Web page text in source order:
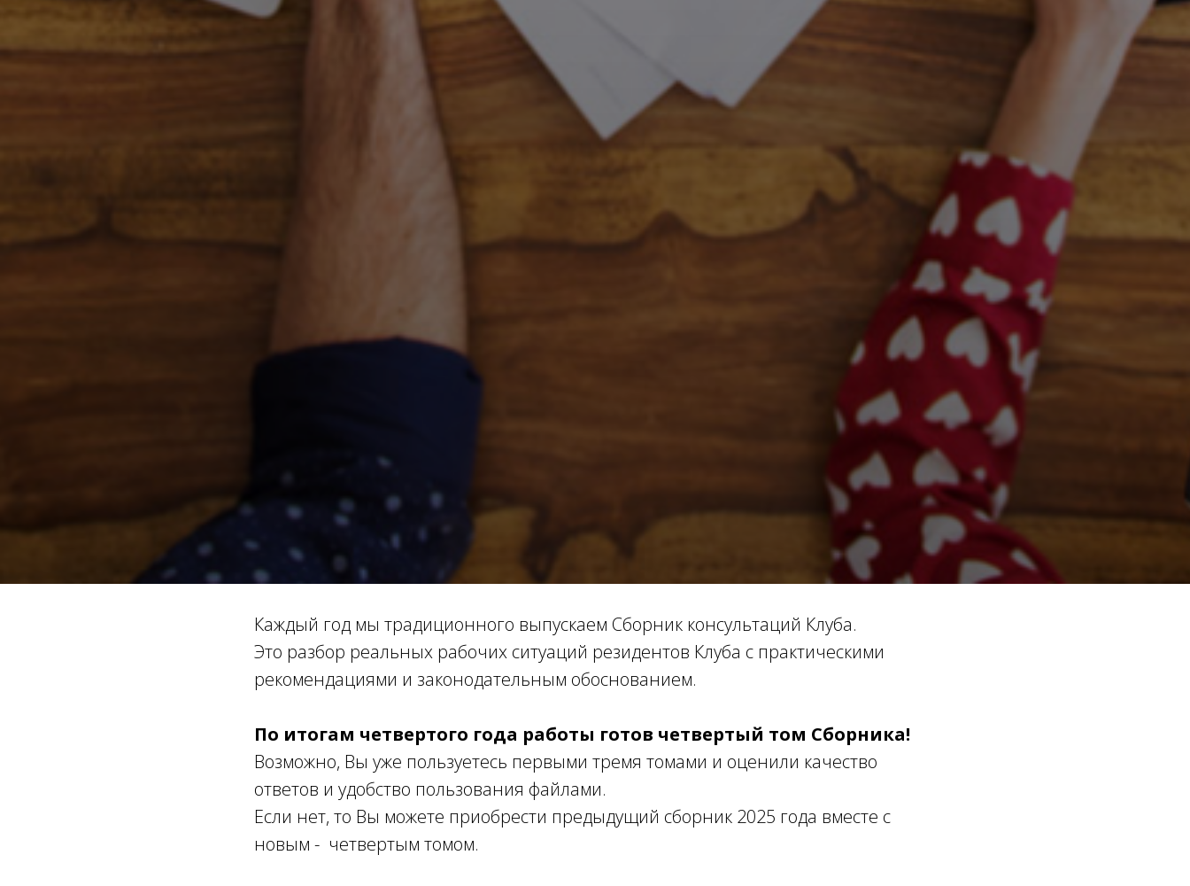
Каждый год мы традиционного выпускаем Сборник консультаций Клуба.
Это разбор реальных рабочих ситуаций резидентов Клуба с практическими
рекомендациями и законодательным обоснованием.
По итогам четвертого года работы готов четвертый том Сборника!
Возможно, Вы уже пользуетесь первыми тремя томами и оценили качество
ответов и удобство пользования файлами.
Если нет, то Вы можете приобрести предыдущий сборник 2025 года вместе с
новым - четвертым томом.